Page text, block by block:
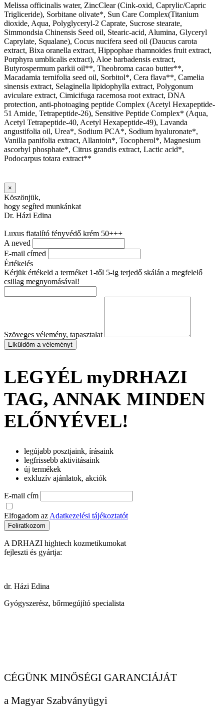
Melissa officinalis water, ZincClear (Cink-oxid, Caprylic/Capric
Trigliceride), Sorbitane olivate*, Sun Care Complex(Titanium
dioxide, Aqua, Polyglyceryl-2 Caprate, Sucrose stearate,
Simmondsia Chinensis Seed oil, Stearic-acid, Alumina, Glyceryl
Caprylate, Squalane), Cocus nucifera seed oil (Daucus carota
extract, Bixa oranella extract, Hippophae rhamnoides fruit extract,
Porphyra umblicalis extract), Aloe barbadensis extract,
Butyrospermum parkii oil**, Theobroma cacao butter**,
Macadamia ternifolia seed oil, Sorbitol*, Cera flava**, Camelia
sinensis extract, Selaginella lipidophylla extract, Polygonum
aviculare extract, Cimicifuga racemosa root extract, DNA
protection, anti-photoaging peptide Complex (Acetyl Hexapeptide-
51 Amide, Tetrapeptide-26), Sensitive Peptide Complex* (Aqua,
Acetyl Tetrapeptide-40, Acetyl Hexapeptide-49), Lavanda
angustifolia oil, Urea*, Sodium PCA*, Sodium hyaluronate*,
Vanilla panifolia extract, Allantoin*, Tocopherol*, Magnesium
ascorbyl phosphate*, Citrus grandis extract, Lactic acid*,
Podocarpus totara extract**
×
Köszönjük,
hogy segíted munkánkat
Dr. Házi Edina
Luxus fiatalító fényvédő krém 50+++
A neved
E-mail címed
Értékelés
Kérjük értékeld a terméket 1-től 5-ig terjedő skálán a megfelelő
csillag megnyomásával!
Szöveges vélemény, tapasztalat
Elküldöm a véleményt
LEGYÉL myDRHAZI
TAG, ANNAK MINDEN
ELŐNYÉVEL!
legújabb posztjaink, írásaink
legfrissebb aktivitásaink
új termékek
exkluzív ajánlatok, akciók
E-mail cím
Elfogadom az Adatkezelési tájékoztatót
Feliratkozom
A DRHAZI hightech kozmetikumokat
fejleszti és gyártja:
dr. Házi Edina
Gyógyszerész, bőrmegújító specialista
CÉGÜNK MINŐSÉGI GARANCIÁJÁT
a Magyar Szabványügyi